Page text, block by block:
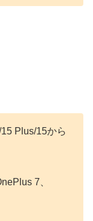
Plus/15から
7、